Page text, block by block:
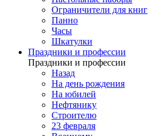
Ограничители для книг
Панно
Часы
Шкатулки
Праздники и профессии
Праздники и профессии
Назад
На день рождения
На юбилей
Нефтянику
Строителю
23 февраля